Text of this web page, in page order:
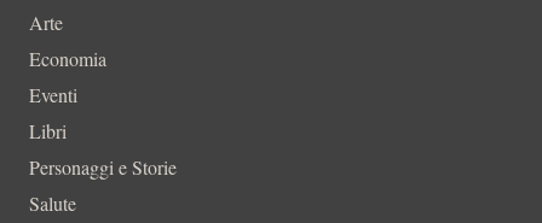
Arte
Economia
Eventi
Libri
Personaggi e Storie
Salute